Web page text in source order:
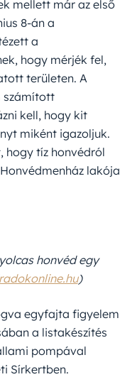
mellett már az első
8-án a
a
hogy mérjék fel,
területen. A
számított
kell, hogy kit
miként igazoljuk.
hogy tíz honvédról
lakója
honvéd egy
)
egyfajta figyelem
a listakészítés
pompával
Sírkertben.